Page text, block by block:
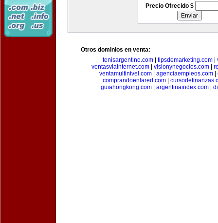
Precio Ofrecido $
Otros dominios en venta:
tenisargentino.com
tipsdemarketing.com
ventasviainternet.com
visionynegocios.com
ventamultinivel.com| agenciaempleos.com|
comprandoenlared.com|
guiahongkong.com| argentinaindex.com|